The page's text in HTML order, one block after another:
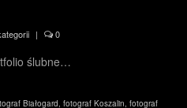
| 0
ślubne…
Białogard, fotograf Koszalin, fotograf